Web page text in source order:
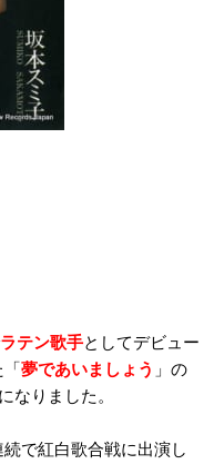
ラテン歌手としてデビュー
夢であいましょう 」の
なりました。
で紅白歌合戦に出演し